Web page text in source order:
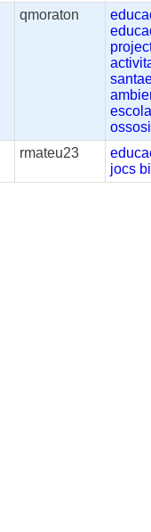
qmoraton
rmateu23
jocs